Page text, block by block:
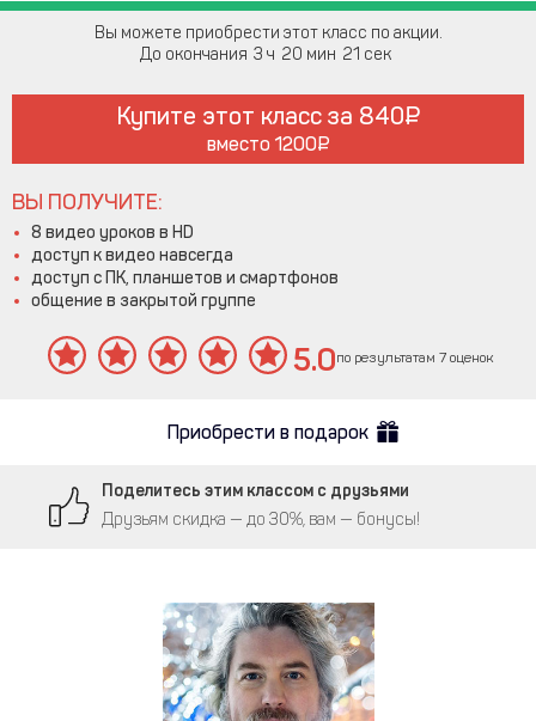
Вы можете приобрести этот класс по акции.
До окончания 3 20 20
Купите этот класс за 840
вместо 1200
ВЫ ПОЛУЧИТЕ:
8 видео уроков в HD
доступ к видео навсегда
доступ с ПК, планшетов и смартфонов
общение в закрытой группе
5.0по результатам 7 оценок
Приобрести в подарок
Поделитесь этим классом с друзьями
Друзьям скидка — до 30%, вам — бонусы!